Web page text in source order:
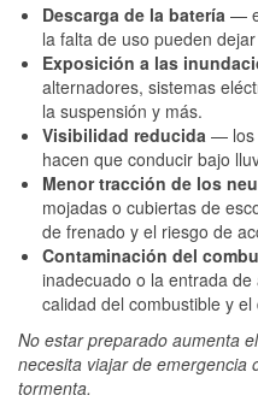
Descarga de la batería —
la falta de uso pueden
Exposición a las
alternadores, sistemas
la suspensión y más.
Visibilidad reducida — los
hacen que conducir bajo
Menor tracción de los
mojadas o cubiertas de
de frenado y el riesgo de
Contaminación del
inadecuado o la entrada
calidad del combustible y
No estar preparado aumenta
necesita viajar de emergencia
tormenta.